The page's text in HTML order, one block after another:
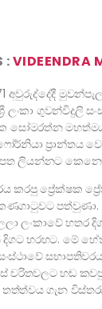
:VIDEENDRA
අවුරුද්දේදී
ගුවන්විදුලි
සෝමරත්න
ප්‍රාන්තය
ලියන්නට
කරපු ප්‍රේක්ෂක
පත්වුණා.
ලංකාවේ හතර
හරහට. මේ
චරිතවලට හඬ
ගැන